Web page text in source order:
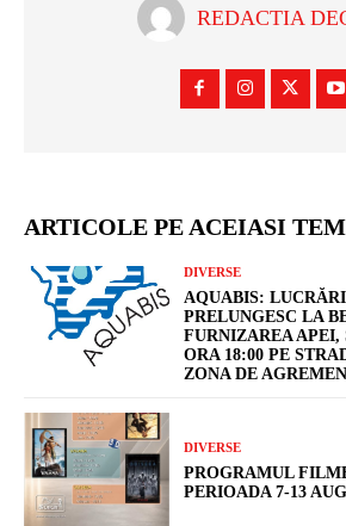
REDACTIA
ARTICOLE PE ACEIASI
DIVERSE
AQUABIS:
PRELUNGESC LA
FURNIZAREA
ORA 18:00 PE
ZONA DE
DIVERSE
PROGRAMUL
PERIOADA 7-13